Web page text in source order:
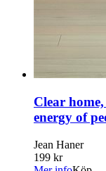
Clear
energy of
Jean Haner
199 kr